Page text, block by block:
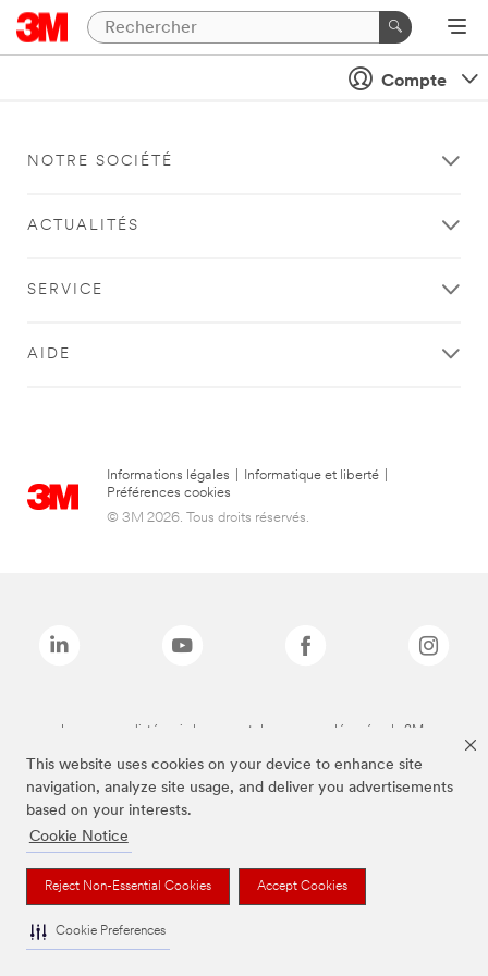
This website uses cookies on your device to enhance site
navigation, analyze site usage, and deliver you advertisements
based on your interests.
Cookie Notice
Reject Non-Essential Cookies Accept Cookies
Cookie Preferences
Compte
NOTRE SOCIÉTÉ
ACTUALITÉS
SERVICE
AIDE
Informations légales Informatique et liberté
Préférences cookies
© 3M 2026. Tous droits réservés.
Les marques listées ci-dessus sont des marques déposées de 3M.